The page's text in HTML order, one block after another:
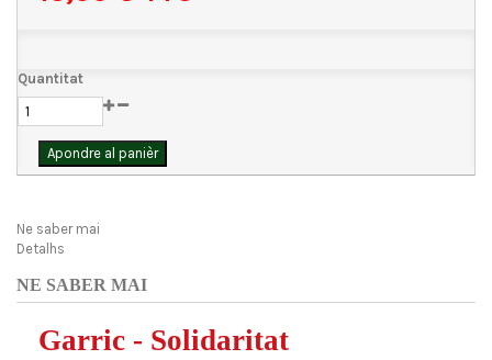
Quantitat
Apondre al panièr
Ne saber mai
Detalhs
NE SABER MAI
Garric - Solidaritat